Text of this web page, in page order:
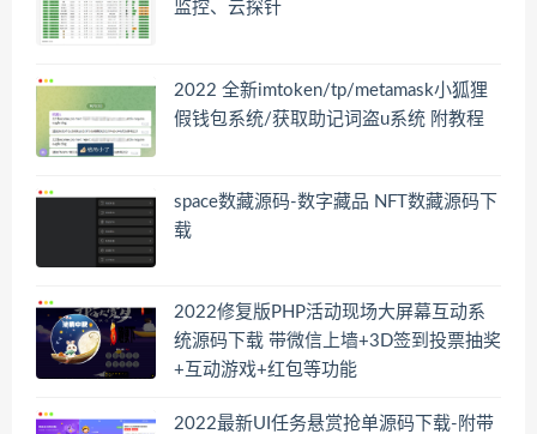
监控、云探针
2022 全新imtoken/tp/metamask小狐狸
假钱包系统/获取助记词盗u系统 附教程
space数藏源码-数字藏品 NFT数藏源码下
载
2022修复版PHP活动现场大屏幕互动系
统源码下载 带微信上墙+3D签到投票抽奖
+互动游戏+红包等功能
2022最新UI任务悬赏抢单源码下载-附带